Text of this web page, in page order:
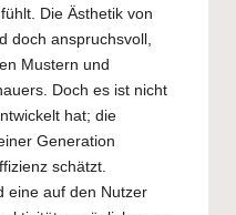
Die Ästhetik von
doch anspruchsvoll,
Mustern und
Doch es ist nicht
hat; die
Generation
schätzt.
eine auf den Nutzer